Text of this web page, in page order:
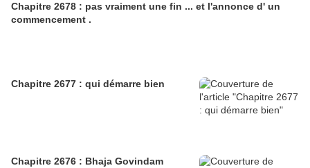
Chapitre 2678 : pas vraiment une fin ... et l'annonce d' un
commencement .
Chapitre 2677 : qui démarre bien
Chapitre 2676 : Bhaja Govindam